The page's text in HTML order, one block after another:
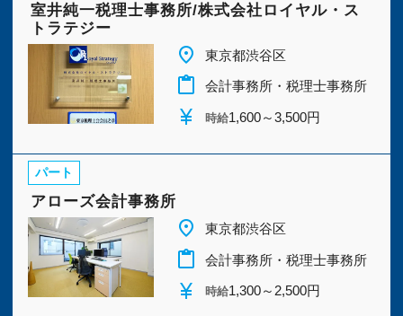
お問い合わせ
今すぐ会員登録
PC版サイトを見る
採用ご担当者様
税理士科目合格者(未登録)
税理士科目一部合格者 (37)
中小企業診断士
日商簿記2級(34) 日商簿記3級
ファイナンシャルプランナー1級
室井純一税理士事務所/株式会社ロイヤル・ス
トラテジー
place 東京都渋谷区
content_paste 会計事務所・税理士事務所
currency_yen 時給1,600～3,500円
パート
アローズ会計事務所
place 東京都渋谷区
content_paste 会計事務所・税理士事務所
currency_yen 時給1,300～2,500円